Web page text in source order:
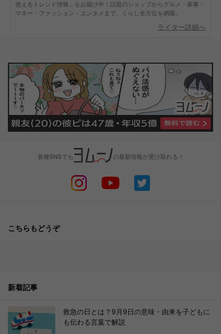
使えるトレンド情報」をお届け中！話題のショップからグルメ・家事・
マネー・ファッション・エンタメまで、くらし全方位を網羅。
ライター詳細へ
各種SNSでも の最新情報が受け取れる！
こちらもどうぞ
新着記事
救急の日とは？9月9日の意味・由来を子どもに
も伝わる言葉で解説